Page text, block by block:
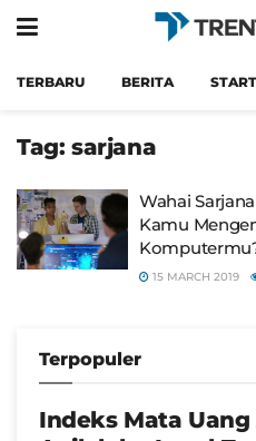
TERBARU BERITA
Tag: sarjana
Wahai
Kamu
15 MARCH 2019
Terpopuler
Indeks Mata Uang